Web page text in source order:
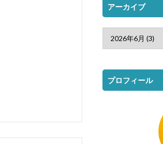
アーカイブ
プロフィール